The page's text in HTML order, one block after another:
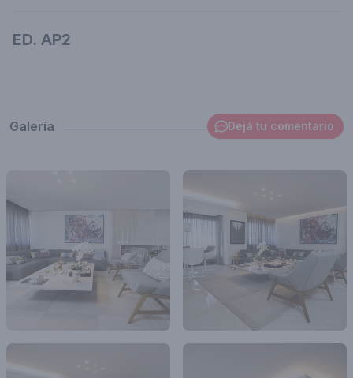
ED. AP2
Galería Dejá tu comentario